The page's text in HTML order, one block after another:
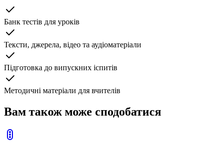
Банк тестів для уроків
Тексти, джерела, відео та аудіоматеріали
Підготовка до випускних іспитів
Методичні матеріали для вчителів
Вам також може сподобатися